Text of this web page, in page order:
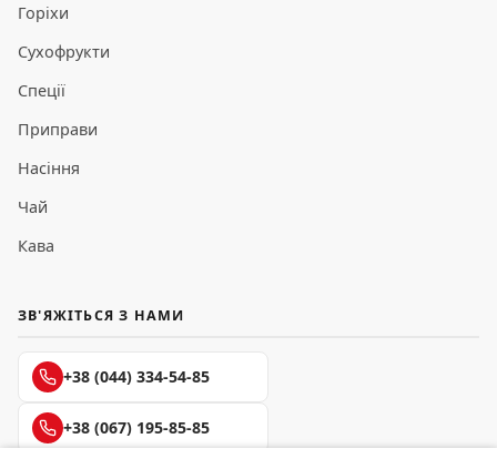
Горіхи
Сухофрукти
Спеції
Приправи
Насіння
Чай
Кава
ЗВ'ЯЖІТЬСЯ З НАМИ
+38 (044) 334-54-85
+38 (067) 195-85-85